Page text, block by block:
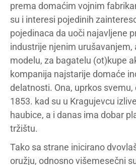
prema domaćim vojnim
su i interesi pojedinih
pojedinaca da uoči najavljene
industrije njenim urušavanjem,
modelu, za bagatelu (ot)kupe
kompanija najstarije domaće
delatnosti. Ona, uprkos
1853. kad su u Kragujevcu
haubice, a i danas ima dobar
tržištu.
Tako sa strane inicirano
oružju, odnosno višemesečni